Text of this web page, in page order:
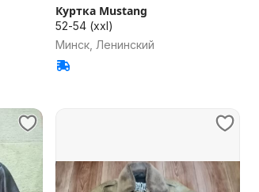
Куртка Mustang
52-54 (xxl)
Минск, Ленинский